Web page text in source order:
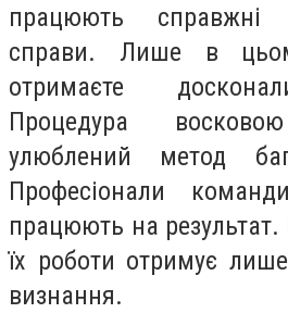
працюють справжні
справи. Лише в
отримаєте
Процедура
улюблений метод
Професіонали
працюють на результат.
їх роботи отримує
визнання.